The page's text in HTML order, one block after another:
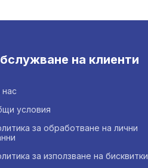
на клиенти
нас
условия
за обработване на лични
за използване на бисквитки